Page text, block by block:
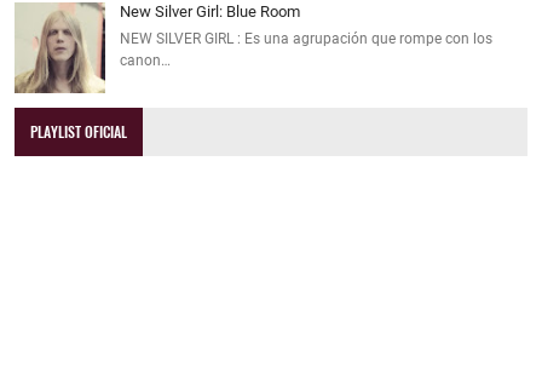
New Silver Girl: Blue Room
NEW SILVER GIRL : Es una agrupación que rompe con los
canon…
PLAYLIST OFICIAL